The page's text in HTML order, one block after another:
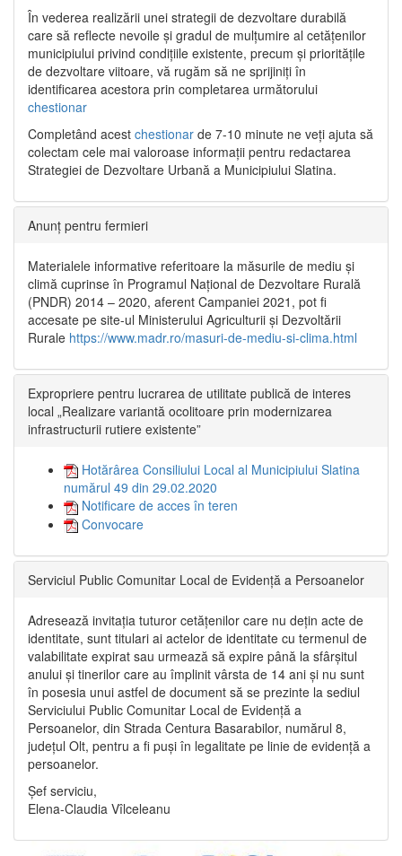
În vederea realizării unei strategii de dezvoltare durabilă
care să reflecte nevoile și gradul de mulțumire al cetățenilor
municipiului privind condițiile existente, precum și prioritățile
de dezvoltare viitoare, vă rugăm să ne sprijiniți în
identificarea acestora prin completarea următorului
chestionar
Completând acest chestionar de 7-10 minute ne veți ajuta să
colectam cele mai valoroase informații pentru redactarea
Strategiei de Dezvoltare Urbană a Municipiului Slatina.
Anunț pentru fermieri
Materialele informative referitoare la măsurile de mediu și
climă cuprinse în Programul Național de Dezvoltare Rurală
(PNDR) 2014 – 2020, aferent Campaniei 2021, pot fi
accesate pe site-ul Ministerului Agriculturii și Dezvoltării
Rurale https://www.madr.ro/masuri-de-mediu-si-clima.html
Expropriere pentru lucrarea de utilitate publică de interes
local „Realizare variantă ocolitoare prin modernizarea
infrastructurii rutiere existente”
Hotărârea Consiliului Local al Municipiului Slatina
numărul 49 din 29.02.2020
Notificare de acces în teren
Convocare
Serviciul Public Comunitar Local de Evidență a Persoanelor
Adresează invitația tuturor cetățenilor care nu dețin acte de
identitate, sunt titulari ai actelor de identitate cu termenul de
valabilitate expirat sau urmează să expire până la sfârșitul
anului și tinerilor care au împlinit vârsta de 14 ani și nu sunt
în posesia unui astfel de document să se prezinte la sediul
Serviciului Public Comunitar Local de Evidență a
Persoanelor, din Strada Centura Basarabilor, numărul 8,
județul Olt, pentru a fi puși în legalitate pe linie de evidență a
persoanelor.
Șef serviciu,
Elena-Claudia Vîlceleanu